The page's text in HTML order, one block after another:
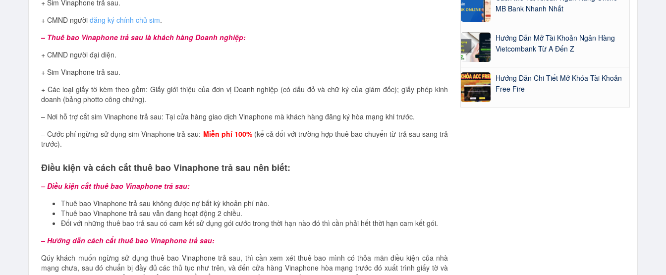
+ Sim Vinaphone trả sau.
+ CMND người đăng ký chính chủ sim.
– Thuê bao Vinaphone trả sau là khách hàng Doanh nghiệp:
+ CMND người đại diện.
+ Sim Vinaphone trả sau.
+ Các loại giấy tờ kèm theo gồm: Giấy giới thiệu của đơn vị Doanh nghiệp (có dấu đỏ và chữ ký của giám đốc); giấy phép kinh
doanh (bảng photto công chứng).
– Nơi hỗ trợ cắt sim Vinaphone trả sau: Tại cửa hàng giao dịch Vinaphone mà khách hàng đăng ký hòa mạng khi trước.
– Cước phí ngừng sử dụng sim Vinaphone trả sau: Miễn phí 100%(kể cả đối với trường hợp thuê bao chuyển từ trả sau sang trả
trước).
Điều kiện và cách cắt thuê bao Vinaphone trả sau nên biết:
– Điều kiện cắt thuê bao Vinaphone trả sau:
Thuê bao Vinaphone trả sau không được nợ bất kỳ khoản phí nào.
Thuê bao Vinaphone trả sau vẫn đang hoạt động 2 chiều.
Đối với những thuê bao trả sau có cam kết sử dụng gói cước trong thời hạn nào đó thì cần phải hết thời hạn cam kết gói.
– Hướng dẫn cách cắt thuê bao Vinaphone trả sau:
Qúy khách muốn ngừng sử dụng thuê bao Vinaphone trả sau, thì cần xem xét thuê bao mình có thỏa mãn điều kiện của nhà
mạng chưa, sau đó chuẩn bị đầy đủ các thủ tục như trên, và đến cửa hàng Vinaphone hòa mạng trước đó xuất trình giấy tờ và
MB Bank Nhanh Nhất
Hướng Dẫn Mở Tài Khoản Ngân Hàng
Vietcombank Từ A Đến Z
Hướng Dẫn Chi Tiết Mở Khóa Tài Khoản
Free Fire